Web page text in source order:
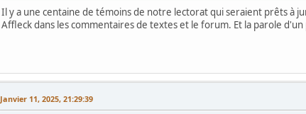
Il y a une centaine de témoins de notre lectorat qui seraient prêts à
Affleck dans les commentaires de textes et le forum. Et la parole
Janvier 11, 2025, 21:29:39